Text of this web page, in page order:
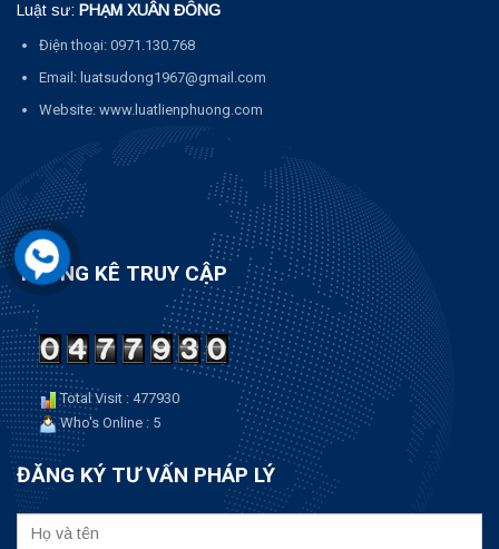
Luật sư: PHẠM XUÂN ĐÔNG
Điện thoại: 0971.130.768
Email: luatsudong1967@gmail.com
Website: www.luatlienphuong.com
THỐNG KÊ TRUY CẬP
Total Visit : 477930
Who's Online : 5
ĐĂNG KÝ TƯ VẤN PHÁP LÝ